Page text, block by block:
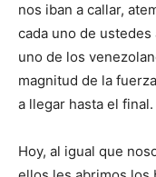
nos iban a callar,
cada uno de
uno de los
magnitud de la
a llegar hasta el final.
Hoy, al igual que